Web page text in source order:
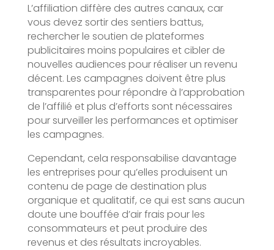
L’affiliation diffère des autres canaux, car
vous devez sortir des sentiers battus,
rechercher le soutien de plateformes
publicitaires moins populaires et cibler de
nouvelles audiences pour réaliser un revenu
décent. Les campagnes doivent être plus
transparentes pour répondre à l’approbation
de l’affilié et plus d’efforts sont nécessaires
pour surveiller les performances et optimiser
les campagnes.
Cependant, cela responsabilise davantage
les entreprises pour qu’elles produisent un
contenu de page de destination plus
organique et qualitatif, ce qui est sans aucun
doute une bouffée d’air frais pour les
consommateurs et peut produire des
revenus et des résultats incroyables.